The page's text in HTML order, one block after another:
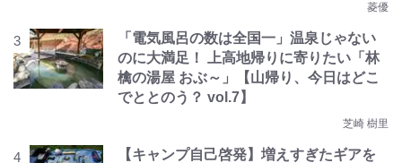
菱優
「電気風呂の数は全国一」温泉じゃない
のに大満足！ 上高地帰りに寄りたい「林
檎の湯屋 おぶ～」【山帰り、今日はどこ
でととのう？ vol.7】
芝崎 樹里
【キャンプ自己啓発】増えすぎたギアを